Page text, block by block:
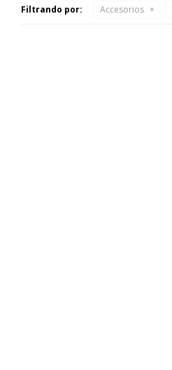
Filtrando por: Accesorios